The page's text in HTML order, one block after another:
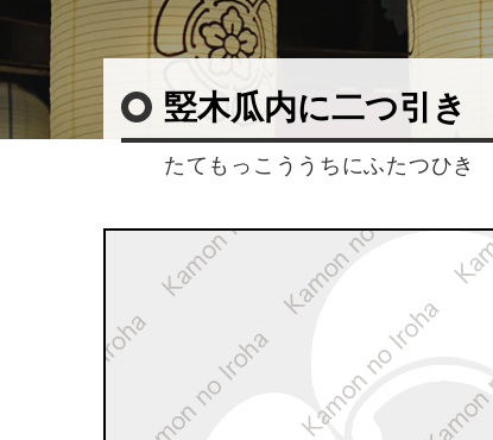
竪木瓜内に二つ引き
たてもっこううちにふたつひき